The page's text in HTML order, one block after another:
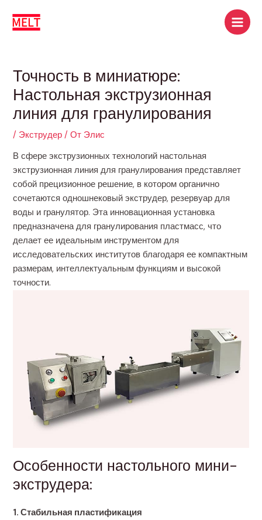
содержимому
Точность в миниатюре:
Настольная экструзионная
линия для гранулирования
/ Экструдер / От Элис
В сфере экструзионных технологий настольная
экструзионная линия для гранулирования представляет
собой прецизионное решение, в котором органично
сочетаются одношнековый экструдер, резервуар для
воды и гранулятор. Эта инновационная установка
предназначена для гранулирования пластмасс, что
делает ее идеальным инструментом для
исследовательских институтов благодаря ее компактным
размерам, интеллектуальным функциям и высокой
точности.
Особенности настольного мини-
экструдера:
1. Стабильная пластификация
navigation